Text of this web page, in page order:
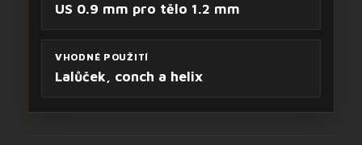
US 0.9 mm pro tělo 1.2 mm
VHODNÉ POUŽITÍ
Lalůček, conch a helix